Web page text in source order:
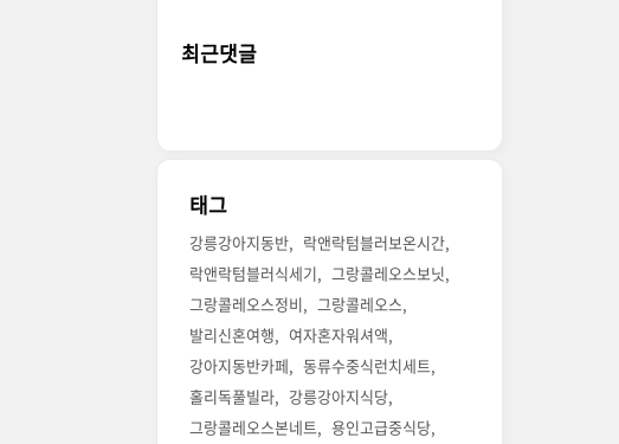
최근댓글
태그
강릉강아지동반
락앤락텀블러보온시간
락앤락텀블러식세기
그랑콜레오스보닛
그랑콜레오스정비
그랑콜레오스
발리신혼여행
여자혼자워셔액
강아지동반카페
동류수중식런치세트
홀리독풀빌라
강릉강아지식당
그랑콜레오스본네트
용인고급중식당